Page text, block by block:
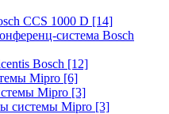
CCS 1000 D [14]
система Bosch
Bosch [12]
Mipro [6]
Mipro [3]
системы Mipro [3]